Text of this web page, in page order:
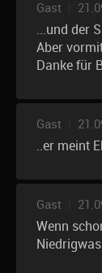
Gast
...und der
Aber
Danke für
Gast
..er meint
Gast
Wenn